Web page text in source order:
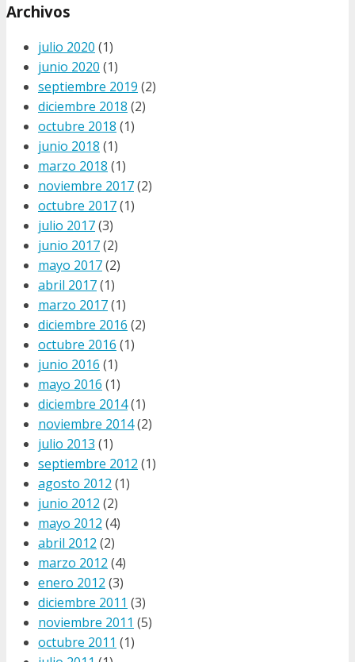
Archivos
julio 2020 (1)
junio 2020 (1)
septiembre 2019 (2)
diciembre 2018 (2)
octubre 2018 (1)
junio 2018 (1)
marzo 2018 (1)
noviembre 2017(2)
octubre 2017(1)
julio 2017(3)
junio 2017(2)
mayo 2017(2)
abril 2017(1)
marzo 2017(1)
diciembre 2016 (2)
octubre 2016 (1)
junio 2016 (1)
mayo 2016 (1)
diciembre 2014(1)
noviembre 2014(2)
julio 2013 (1)
septiembre 2012 (1)
agosto 2012 (1)
junio 2012 (2)
mayo 2012 (4)
abril 2012 (2)
marzo 2012 (4)
enero 2012 (3)
diciembre 2011 (3)
noviembre 2011 (5)
octubre 2011 (1)